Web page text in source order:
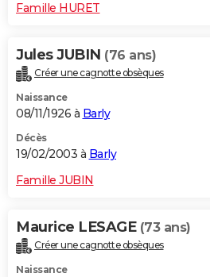
Famille HURET
Jules JUBIN (76 ans)
Créer une cagnotte obsèques
Naissance
08/11/1926 à Barly
Décès
19/02/2003 à Barly
Famille JUBIN
Maurice LESAGE (73 ans)
Créer une cagnotte obsèques
Naissance